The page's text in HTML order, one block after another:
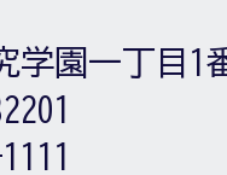
学園一丁目1